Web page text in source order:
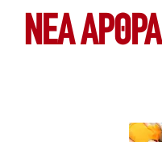
ΝΕΑ ΆΡΘΡΑ